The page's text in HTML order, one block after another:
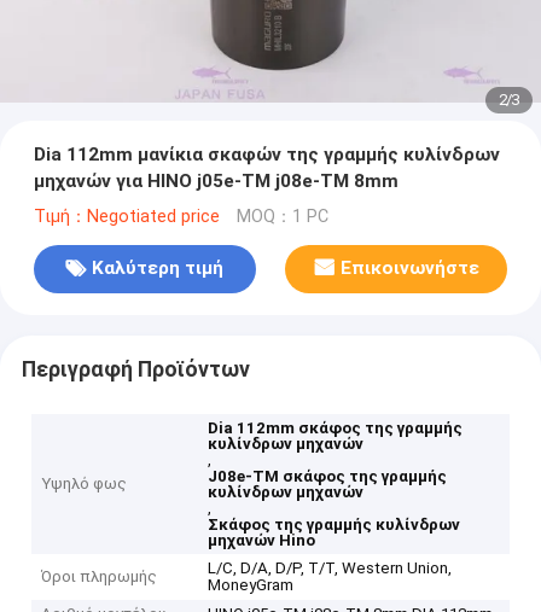
2/3
Dia 112mm μανίκια σκαφών της γραμμής κυλίνδρων
μηχανών για HINO j05e-TM j08e-TM 8mm
Τιμή：Negotiated price MOQ：1 PC
Καλύτερη τιμή Επικοινωνήστε
Περιγραφή Προϊόντων
Υψηλό φως
Dia 112mm σκάφος της γραμμής
κυλίνδρων μηχανών
,
J08e-TM σκάφος της γραμμής
κυλίνδρων μηχανών
,
Σκάφος της γραμμής κυλίνδρων
μηχανών Hino
Όροι πληρωμής
L/C, D/A, D/P, T/T, Western Union,
MoneyGram